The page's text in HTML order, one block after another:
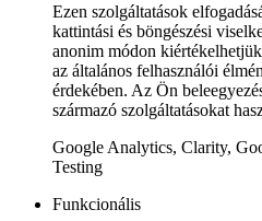
Ezen szolgáltatások
kattintási és böngészési
anonim módon
az általános felhasználói
érdekében. Az Ön
származó szolgáltatásokat
Google Analytics, Clarity,
Testing
Funkcionális